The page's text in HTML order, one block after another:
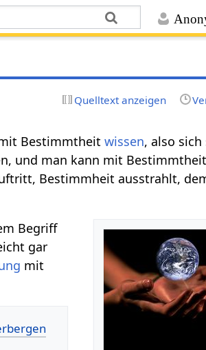
Quelltext anzeigen
Bestimmtheitwissen, also
und man kann mit
Bestimmheit ausstrahlt,
Begriff
gar
mit